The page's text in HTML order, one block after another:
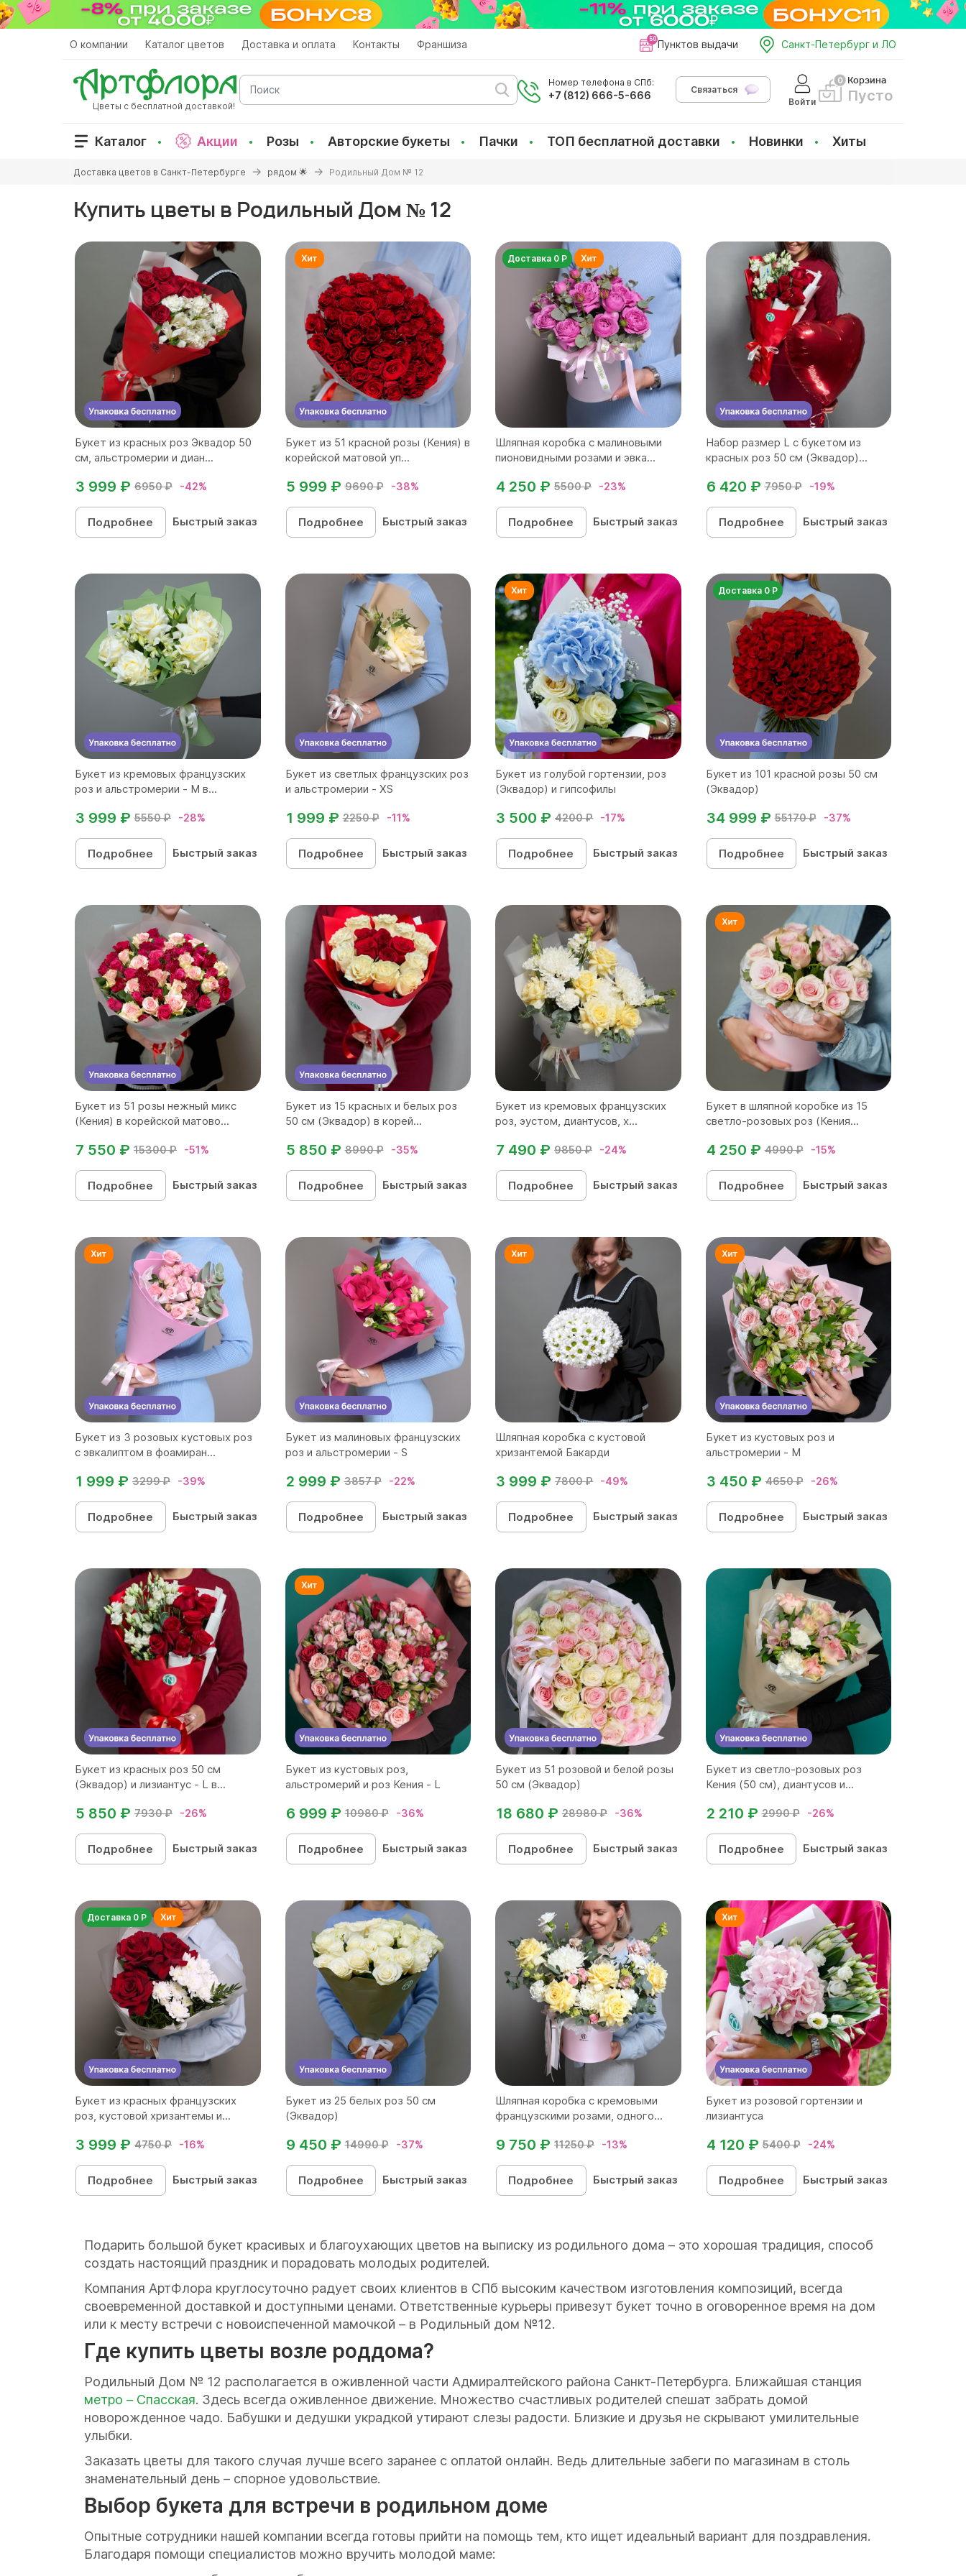
Перейти
к
О компании Каталог цветов Доставка и оплата Контакты Франшиза Пунктов выдачи Санкт-Петербург и ЛО
Цветы с бесплатной доставкой!
Поиск
Номер телефона в СПб:
+7 (812) 666-5-666
Связаться
Войти
Корзина
Пусто
Каталог Акции Розы Авторские букеты Пачки ТОП бесплатной доставки Новинки Хиты
здесь
Доставка цветов в Санкт-Петербурге рядом 🌟 Родильный Дом № 12
Купить цветы в Родильный Дом № 12
Букет из красных роз Эквадор 50
см, альстромерии и диан...
6950 ₽ -42%
3 999 ₽
Подробнее Быстрый заказ
Букет из 51 красной розы (Кения) в
корейской матовой уп...
9690 ₽ -38%
5 999 ₽
Подробнее Быстрый заказ
Доставка 0 Р
Шляпная коробка с малиновыми
пионовидными розами и эвка...
5500 ₽ -23%
4 250 ₽
Подробнее Быстрый заказ
Набор размер L с букетом из
красных роз 50 см (Эквадор)...
7950 ₽ -19%
6 420 ₽
Подробнее Быстрый заказ
Букет из кремовых французских
роз и альстромерии - М в...
5550 ₽ -28%
3 999 ₽
Подробнее Быстрый заказ
Букет из светлых французских роз
и альстромерии - XS
2250 ₽ -11%
1 999 ₽
Подробнее Быстрый заказ
Букет из голубой гортензии, роз
(Эквадор) и гипсофилы
4200 ₽ -17%
3 500 ₽
Подробнее Быстрый заказ
Доставка 0 Р
Букет из 101 красной розы 50 см
(Эквадор)
55170 ₽ -37%
34 999 ₽
Подробнее Быстрый заказ
Букет из 51 розы нежный микс
(Кения) в корейской матово...
15300 ₽ -51%
7 550 ₽
Подробнее Быстрый заказ
Букет из 15 красных и белых роз
50 см (Эквадор) в корей...
8990 ₽ -35%
5 850 ₽
Подробнее Быстрый заказ
Букет из кремовых французских
роз, эустом, диантусов, х...
9850 ₽ -24%
7 490 ₽
Подробнее Быстрый заказ
Букет в шляпной коробке из 15
светло-розовых роз (Кения...
4990 ₽ -15%
4 250 ₽
Подробнее Быстрый заказ
Букет из 3 розовых кустовых роз
с эвкалиптом в фоамиран...
3299 ₽ -39%
1 999 ₽
Подробнее Быстрый заказ
Букет из малиновых французских
роз и альстромерии - S
3857 ₽ -22%
2 999 ₽
Подробнее Быстрый заказ
Шляпная коробка с кустовой
хризантемой Бакарди
7800 ₽ -49%
3 999 ₽
Подробнее Быстрый заказ
Букет из кустовых роз и
альстромерии - М
4650 ₽ -26%
3 450 ₽
Подробнее Быстрый заказ
Букет из красных роз 50 см
(Эквадор) и лизиантус - L в...
7930 ₽ -26%
5 850 ₽
Подробнее Быстрый заказ
Букет из кустовых роз,
альстромерий и роз Кения - L
10980 ₽ -36%
6 999 ₽
Подробнее Быстрый заказ
Букет из 51 розовой и белой розы
50 см (Эквадор)
28980 ₽ -36%
18 680 ₽
Подробнее Быстрый заказ
Букет из светло-розовых роз
Кения (50 см), диантусов и...
2990 ₽ -26%
2 210 ₽
Подробнее Быстрый заказ
Доставка 0 Р
Букет из красных французских
роз, кустовой хризантемы и...
4750 ₽ -16%
3 999 ₽
Подробнее Быстрый заказ
Букет из 25 белых роз 50 см
(Эквадор)
14990 ₽ -37%
9 450 ₽
Подробнее Быстрый заказ
Шляпная коробка с кремовыми
французскими розами, одного...
11250 ₽ -13%
9 750 ₽
Подробнее Быстрый заказ
Букет из розовой гортензии и
лизиантуса
5400 ₽ -24%
4 120 ₽
Подробнее Быстрый заказ
Подарить большой букет красивых и благоухающих цветов на выписку из родильного дома – это хорошая традиция, способ
создать настоящий праздник и порадовать молодых родителей.
Компания АртФлора круглосуточно радует своих клиентов в СПб высоким качеством изготовления композиций, всегда
своевременной доставкой и доступными ценами. Ответственные курьеры привезут букет точно в оговоренное время на дом
или к месту встречи с новоиспеченной мамочкой – в Родильный дом №12.
Где купить цветы возле роддома?
Родильный Дом № 12 располагается в оживленной части Адмиралтейского района Санкт-Петербурга. Ближайшая станция
метро – Спасская. Здесь всегда оживленное движение. Множество счастливых родителей спешат забрать домой
новорожденное чадо. Бабушки и дедушки украдкой утирают слезы радости. Близкие и друзья не скрывают умилительные
улыбки.
Заказать цветы для такого случая лучше всего заранее с оплатой онлайн. Ведь длительные забеги по магазинам в столь
знаменательный день – спорное удовольствие.
Выбор букета для встречи в родильном доме
Опытные сотрудники нашей компании всегда готовы прийти на помощь тем, кто ищет идеальный вариант для поздравления.
Благодаря помощи специалистов можно вручить молодой маме: